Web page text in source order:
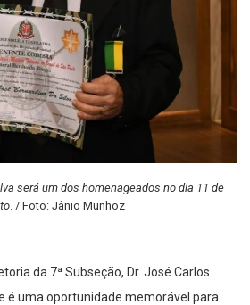
será um dos homenageados no dia 11 de
. / Foto: Jânio Munhoz
da 7ª Subseção, Dr. José Carlos
é uma oportunidade memorável para